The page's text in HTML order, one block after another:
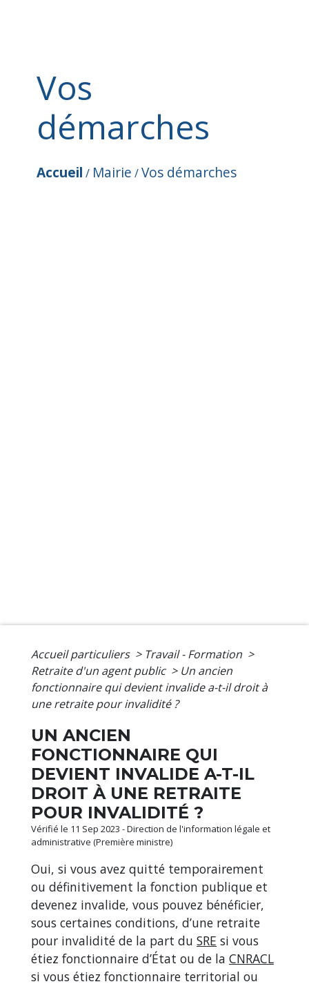
Vos
démarches
Accueil / Mairie /Vos démarches
Accueil particuliers > Travail - Formation >
Retraite d'un agent public > Un ancien
fonctionnaire qui devient invalide a-t-il droit à
une retraite pour invalidité ?
UN ANCIEN
FONCTIONNAIRE QUI
DEVIENT INVALIDE A-T-IL
DROIT À UNE RETRAITE
POUR INVALIDITÉ ?
Vérifié le 11 Sep 2023 - Direction de l'information légale et
administrative (Première ministre)
Oui, si vous avez quitté temporairement
ou définitivement la fonction publique et
devenez invalide, vous pouvez bénéficier,
sous certaines conditions, d’une retraite
pour invalidité de la part du SRE si vous
étiez fonctionnaire d’État ou de la CNRACL
si vous étiez fonctionnaire territorial ou